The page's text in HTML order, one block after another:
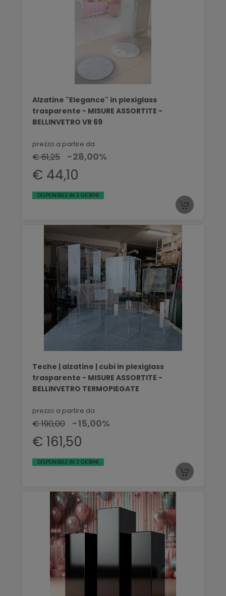
Alzatine "Elegance" in plexiglass
trasparente - MISURE ASSORTITE -
BELLINVETRO VR 69
prezzo a partire da
€ 61,25 -28,00%
€ 44,10
DISPONIBILE IN 3 GIORNI
Teche | alzatine | cubi in plexiglass
trasparente - MISURE ASSORTITE -
BELLINVETRO TERMOPIEGATE
prezzo a partire da
€ 190,00 -15,00%
€ 161,50
DISPONIBILE IN 3 GIORNI